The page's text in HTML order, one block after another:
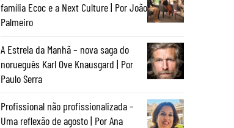
família Ecoc e a Next Culture | Por João
Palmeiro
A Estrela da Manhã – nova saga do
norueguês Karl Ove Knausgard | Por
Paulo Serra
Profissional não profissionalizada –
Uma reflexão de agosto | Por Ana